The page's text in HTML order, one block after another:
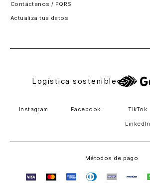
Contáctanos / PQRS
Actualiza tus datos
Logística sostenible
Instagram Facebook TikTok
LinkedIn
Métodos de pago